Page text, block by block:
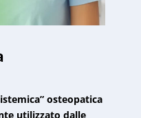
osteopatica
utilizzato dalle